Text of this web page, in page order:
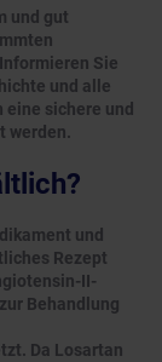
und gut
Sie
und alle
eine sichere und
werden.
und
Rezept
II-
Behandlung
Da Losartan